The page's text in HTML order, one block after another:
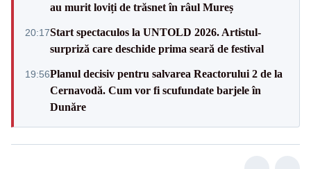
au murit loviți de trăsnet în râul Mureș
20:17Start spectaculos la UNTOLD 2026. Artistul-
surpriză care deschide prima seară de festival
19:56Planul decisiv pentru salvarea Reactorului 2 de la
Cernavodă. Cum vor fi scufundate barjele în
Dunăre